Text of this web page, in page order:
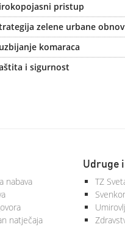
pristup
zelene urbane
komaraca
i sigurnost
nabava
natječaja
Udruge
TZ